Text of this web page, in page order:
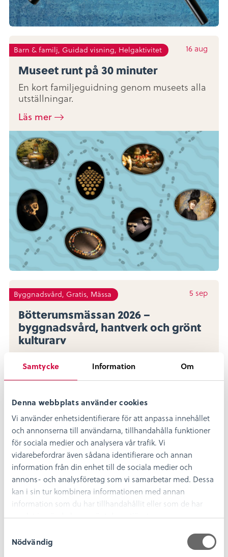
Samtycke Information Om
Denna webbplats använder cookies
Vi använder enhetsidentifierare för att anpassa innehållet
och annonserna till användarna, tillhandahålla funktioner
för sociala medier och analysera vår trafik. Vi
vidarebefordrar även sådana identifierare och annan
information från din enhet till de sociala medier och
annons- och analysföretag som vi samarbetar med. Dessa
kan i sin tur kombinera informationen med annan
information som du har tillhandahållit eller som de har
samlat in när du har använt deras tjänster.
Nödvändig
Barn & familj, Guidad visning, Helgaktivitet 16 aug
Museet runt på 30 minuter
En kort familjeguidning genom museets alla
utställningar.
Läs mer
Byggnadsvård, Gratis, Mässa 5 sep
Bötterumsmässan 2026 –
byggnadsvård, hantverk och grönt
kulturarv
Bötterumsmässan – en inspirerande dag fylld
av byggnadsvård, hantverk,…
Läs mer